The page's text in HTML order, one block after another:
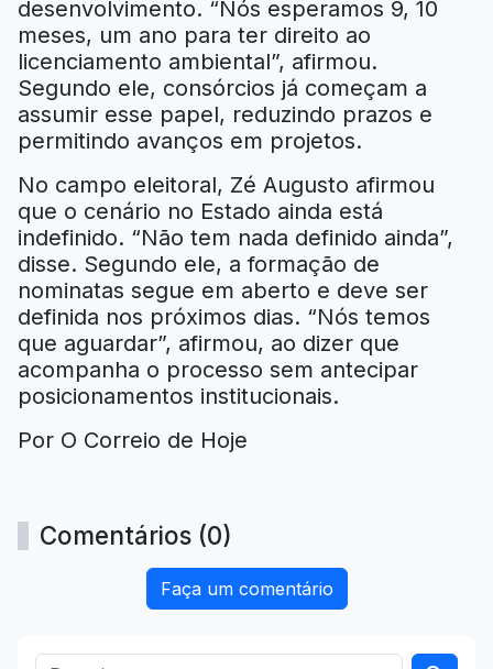
desenvolvimento. “Nós esperamos 9, 10
meses, um ano para ter direito ao
licenciamento ambiental”, afirmou.
Segundo ele, consórcios já começam a
assumir esse papel, reduzindo prazos e
permitindo avanços em projetos.
No campo eleitoral, Zé Augusto afirmou
que o cenário no Estado ainda está
indefinido. “Não tem nada definido ainda”,
disse. Segundo ele, a formação de
nominatas segue em aberto e deve ser
definida nos próximos dias. “Nós temos
que aguardar”, afirmou, ao dizer que
acompanha o processo sem antecipar
posicionamentos institucionais.
Por O Correio de Hoje
Comentários (0)
Faça um comentário